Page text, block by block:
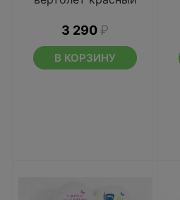
3 290 ₽
В КОРЗИНУ